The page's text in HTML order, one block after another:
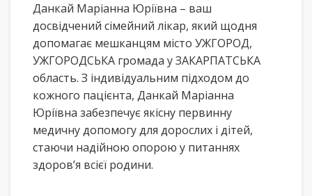
Данкай Маріанна Юріївна – ваш
досвідчений сімейний лікар, який щодня
допомагає мешканцям місто УЖГОРОД,
УЖГОРОДСЬКА громада у ЗАКАРПАТСЬКА
область. З індивідуальним підходом до
кожного пацієнта, Данкай Маріанна
Юріївна забезпечує якісну первинну
медичну допомогу для дорослих і дітей,
стаючи надійною опорою у питаннях
здоров’я всієї родини.